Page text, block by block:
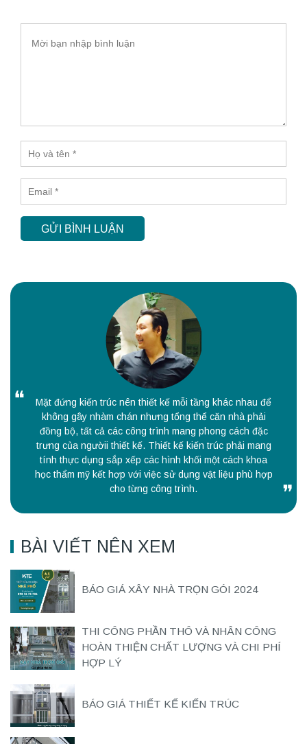
GỬI BÌNH LUẬN
Mặt đứng kiến trúc nên thiết kế mỗi tầng khác nhau để
không gây nhàm chán nhưng tổng thể căn nhà phải
đồng bộ, tất cả các công trình mang phong cách đặc
trưng của ngườii thiết kế. Thiết kế kiến trúc phải mang
tính thực dụng sắp xếp các hình khối một cách khoa
học thẩm mỹ kết hợp với việc sử dụng vật liệu phù hợp
cho từng công trình.
BÀI VIẾT NÊN XEM
BÁO GIÁ XÂY NHÀ TRỌN GÓI 2024
THI CÔNG PHẦN THÔ VÀ NHÂN CÔNG
HOÀN THIỆN CHẤT LƯỢNG VÀ CHI PHÍ
HỢP LÝ
BÁO GIÁ THIẾT KẾ KIẾN TRÚC